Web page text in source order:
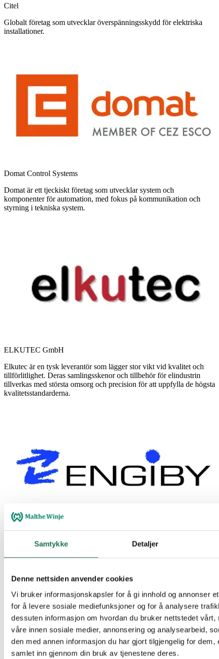
Samtykke Detaljer
Denne nettsiden anvender cookies
Vi bruker informasjonskapsler for å gi innhold og annonser
for å levere sosiale mediefunksjoner og for å analysere
dessuten informasjon om hvordan du bruker nettstedet vårt,
våre innen sosiale medier, annonsering og analysearbeid,
den med annen informasjon du har gjort tilgjengelig for dem,
samlet inn gjennom din bruk av tjenestene deres.
Citel
Globalt företag som utvecklar överspänningsskydd för elektriska
installationer.
Domat Control Systems
Domat är ett tjeckiskt företag som utvecklar system och
komponenter för automation, med fokus på kommunikation och
styrning i tekniska system.
ELKUTEC GmbH
Elkutec är en tysk leverantör som lägger stor vikt vid kvalitet och
tillförlitlighet. Deras samlingsskenor och tillbehör för elindustrin
tillverkas med största omsorg och precision för att uppfylla de högsta
kvalitetsstandarderna.
kompatibla med Saia PCD-system. Lösningarna förenklar